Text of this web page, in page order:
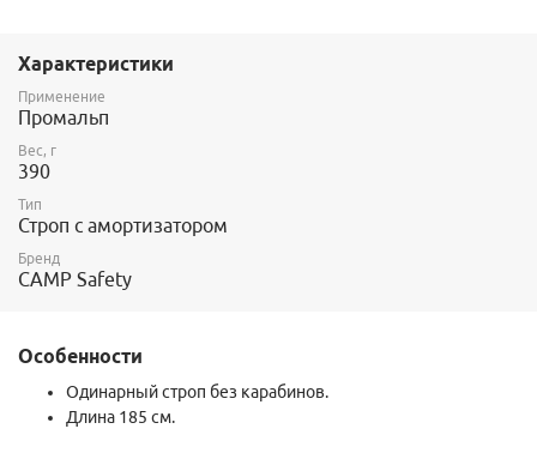
длинами.
Сертификат EN 355.
Характеристики
Применение
Промальп
Вес, г
390
Тип
Строп с амортизатором
Бренд
CAMP Safety
Особенности
Одинарный строп без карабинов.
Длина 185 см.